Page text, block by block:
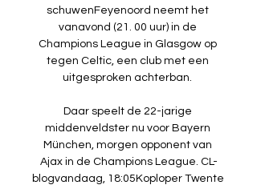
schuwenFeyenoord neemt het
vanavond (21. 00 uur) in de
Champions League in Glasgow op
tegen Celtic, een club met een
uitgesproken achterban.
Daar speelt de 22-jarige
middenveldster nu voor Bayern
München, morgen opponent van
Ajax in de Champions League. CL-
blogvandaag, 18:05Koploper Twente